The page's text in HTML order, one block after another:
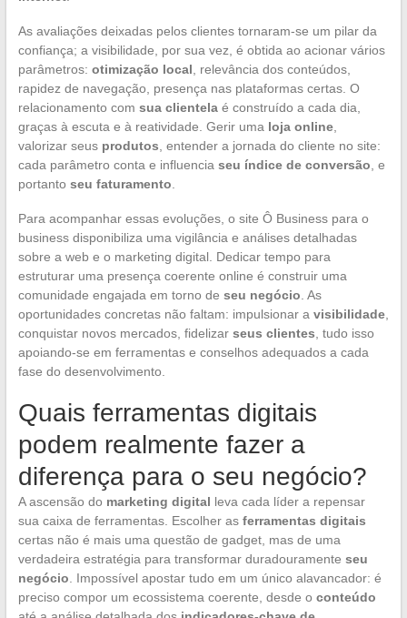
As avaliações deixadas pelos clientes tornaram-se um pilar da
confiança; a visibilidade, por sua vez, é obtida ao acionar vários
parâmetros: otimização local , relevância dos conteúdos,
rapidez de navegação, presença nas plataformas certas. O
relacionamento com sua clientelaé construído a cada dia,
graças à escuta e à reatividade. Gerir uma loja online,
valorizar seus produtos , entender a jornada do cliente no site:
cada parâmetro conta e influencia seu índice de conversão , e
portanto seu faturamento
Para acompanhar essas evoluções, o site Ô Business para o
business disponibiliza uma vigilância e análises detalhadas
sobre a web e o marketing digital. Dedicar tempo para
estruturar uma presença coerente online é construir uma
comunidade engajada em torno de seu negócio . As
oportunidades concretas não faltam: impulsionar a visibilidade,
conquistar novos mercados, fidelizar seus clientes , tudo isso
apoiando-se em ferramentas e conselhos adequados a cada
fase do desenvolvimento.
Quais ferramentas digitais
podem realmente fazer a
diferença para o seu negócio?
A ascensão do marketing digital leva cada líder a repensar
sua caixa de ferramentas. Escolher as ferramentas digitais
certas não é mais uma questão de gadget, mas de uma
verdadeira estratégia para transformar duradouramente seu
negócio . Impossível apostar tudo em um único alavancador: é
preciso compor um ecossistema coerente, desde o conteúdo